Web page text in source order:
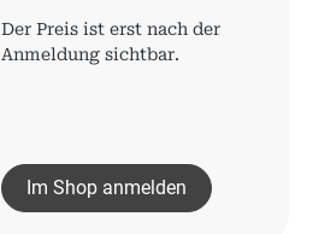
Der Preis ist erst nach der
Anmeldung sichtbar.
Im Shop anmelden